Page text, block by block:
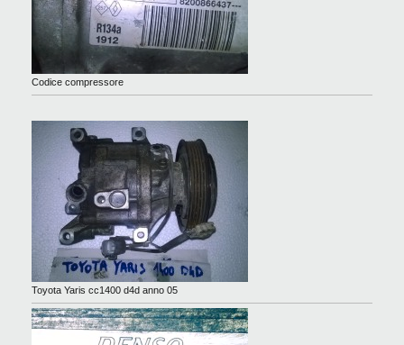
Codice compressore
Toyota Yaris cc1400 d4d anno 05